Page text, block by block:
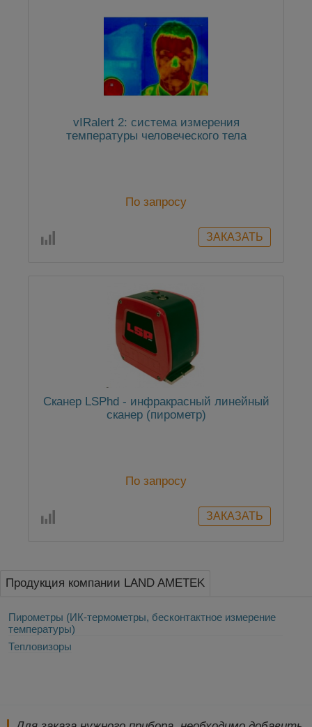
vIRalert 2: система измерения
температуры человеческого тела
По запросу
Сканер LSPhd - инфракрасный линейный
сканер (пирометр)
По запросу
Продукция компании LAND AMETEK
Пирометры (ИК-термометры, бесконтактное измерение
температуры)
Тепловизоры